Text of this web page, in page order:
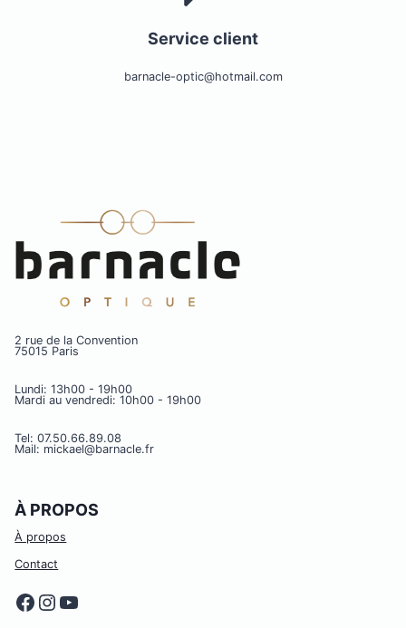
Service client
barnacle-optic@hotmail.com
2 rue de la Convention
75015 Paris
Lundi: 13h00 - 19h00
Mardi au vendredi: 10h00 - 19h00
Tel: 07.50.66.89.08
Mail: mickael@barnacle.fr
À PROPOS
À propos
Contact
Facebook
Instagram
YouTube